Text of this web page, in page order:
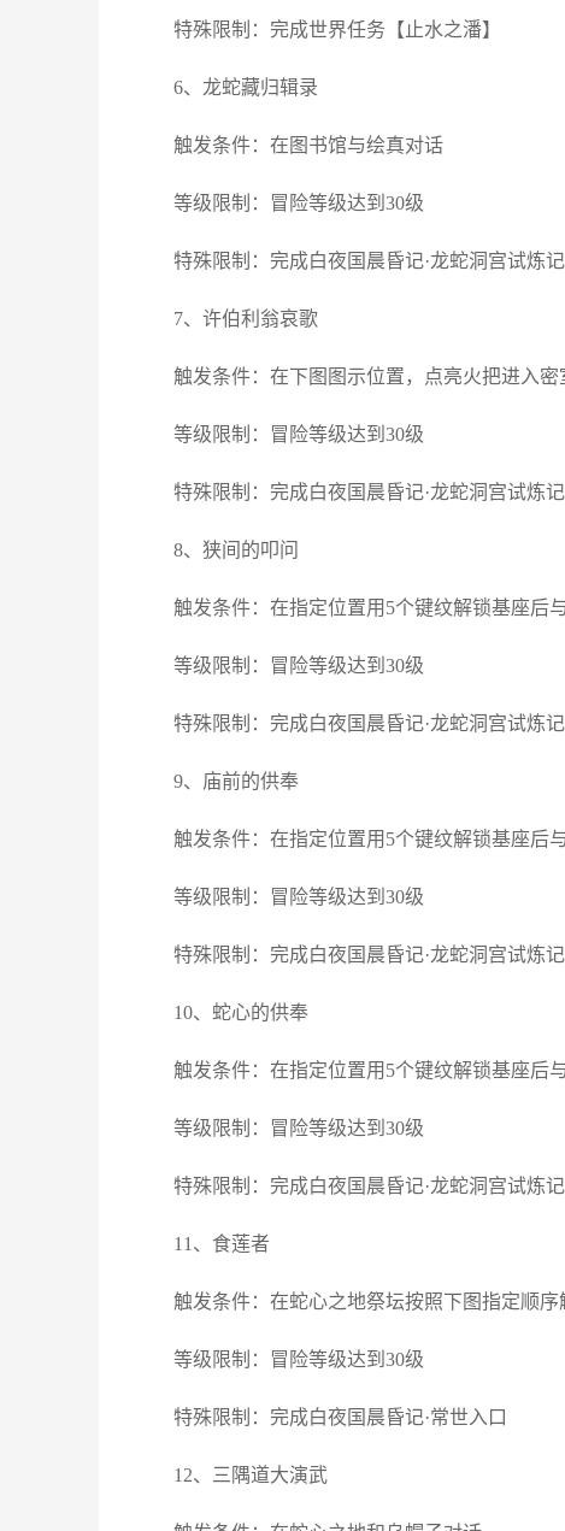
特殊限制：完成世界任务【止水之潘】
6、龙蛇藏归辑录
触发条件：在图书馆与绘真对话
等级限制：冒险等级达到30级
特殊限制：完成白夜国晨昏记·龙蛇洞宫试炼记
7、许伯利翁哀歌
触发条件：在下图图示位置，点亮火把进入
等级限制：冒险等级达到30级
特殊限制：完成白夜国晨昏记·龙蛇洞宫试炼记
8、狭间的叩问
触发条件：在指定位置用5个键纹解锁基座后
等级限制：冒险等级达到30级
特殊限制：完成白夜国晨昏记·龙蛇洞宫试炼记
9、庙前的供奉
触发条件：在指定位置用5个键纹解锁基座后
等级限制：冒险等级达到30级
特殊限制：完成白夜国晨昏记·龙蛇洞宫试炼记
10、蛇心的供奉
触发条件：在指定位置用5个键纹解锁基座后
等级限制：冒险等级达到30级
特殊限制：完成白夜国晨昏记·龙蛇洞宫试炼记
11、食莲者
触发条件：在蛇心之地祭坛按照下图指定顺
等级限制：冒险等级达到30级
特殊限制：完成白夜国晨昏记·常世入口
12、三隅道大演武